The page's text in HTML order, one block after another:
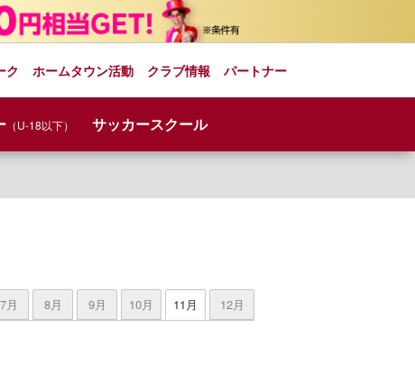
（U-18以下） サッカースクール
ク ホームタウン活動 クラブ情報 パートナー
7月 8月 9月 10月 11月 12月